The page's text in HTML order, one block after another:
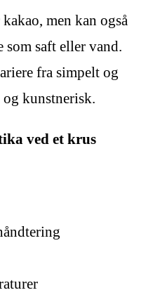
men kan også
saft eller vand.
fra simpelt og
kunstnerisk.
ved et krus